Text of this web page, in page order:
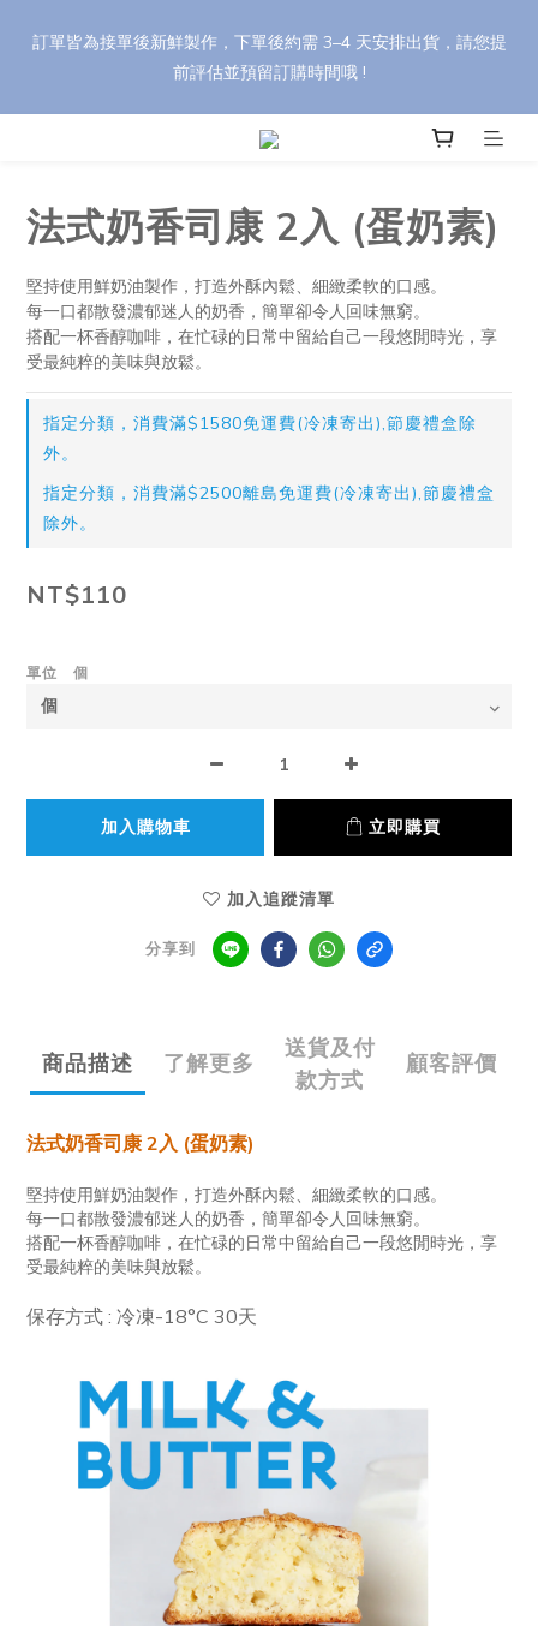
折（刷卡最高優惠）。 輸入折扣碼 【YH88】，依活動辦法享最高
85 折優惠！
訂單皆為接單後新鮮製作，下單後約需 3–4 天安排出貨，請您提
前評估並預留訂購時間哦 !
🎁 【中秋禮盒訂購優惠】 任選 8 盒以上享 95 折，30 盒以上享 9
85 折優惠！
法式奶香司康 2入 (蛋奶素)
堅持使用鮮奶油製作，打造外酥內鬆、細緻柔軟的口感。
每一口都散發濃郁迷人的奶香，簡單卻令人回味無窮。
搭配一杯香醇咖啡，在忙碌的日常中留給自己一段悠閒時光，享
受最純粹的美味與放鬆。
指定分類，消費滿$1580免運費(冷凍寄出),節慶禮盒除
外。
指定分類，消費滿$2500離島免運費(冷凍寄出),節慶禮盒
除外。
NT$110
單位 個
加入購物車 立即購買
加入追蹤清單
分享到
商品描述 了解更多
送貨及付
款方式
顧客評價
法式奶香司康 2入 (蛋奶素)
堅持使用鮮奶油製作，打造外酥內鬆、細緻柔軟的口感。
每一口都散發濃郁迷人的奶香，簡單卻令人回味無窮。
搭配一杯香醇咖啡，在忙碌的日常中留給自己一段悠閒時光，享
受最純粹的美味與放鬆。
保存方式 : 冷凍-18°C 30天